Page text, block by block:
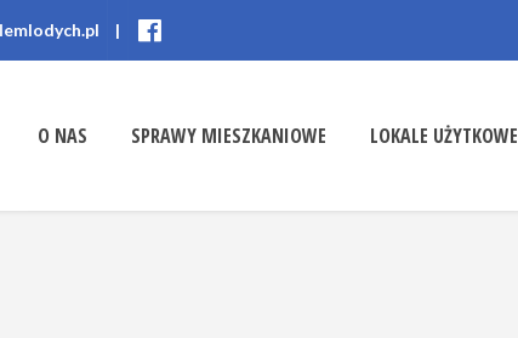
|
O NAS SPRAWY MIESZKANIOWE LOKALE UŻYTKOWE